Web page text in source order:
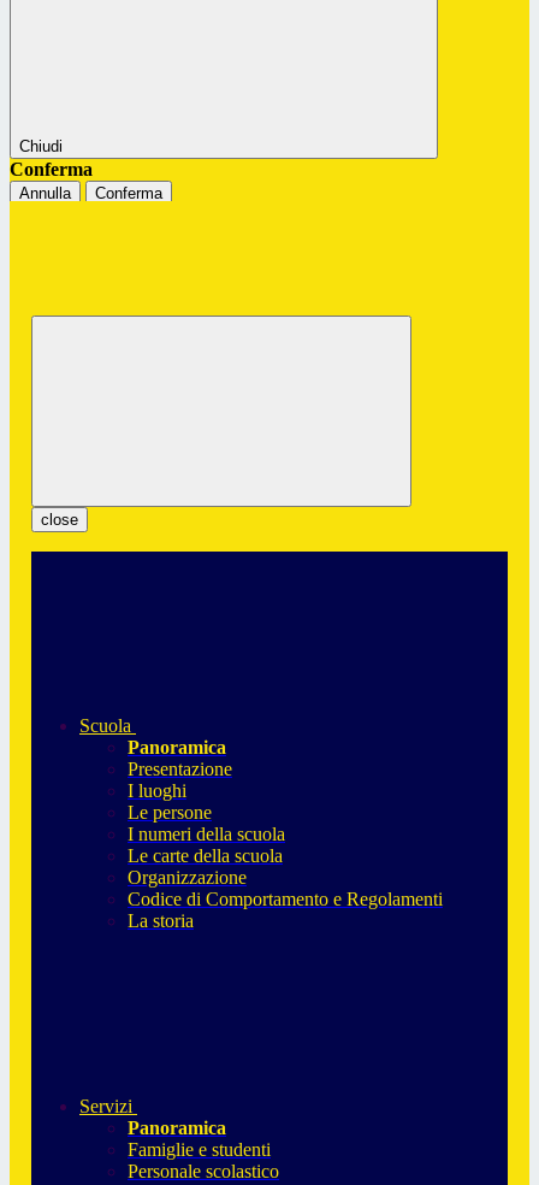
Chiudi
Conferma
Annulla Conferma
close
Scuola
Panoramica
Presentazione
I luoghi
Le persone
I numeri della scuola
Le carte della scuola
Organizzazione
Codice di Comportamento e Regolamenti
La storia
Servizi
Panoramica
Famiglie e studenti
Personale scolastico